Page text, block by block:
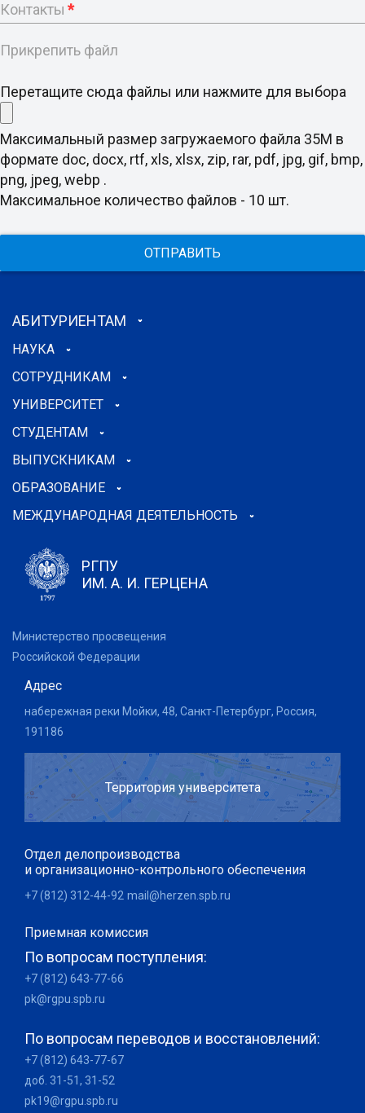
Контакты *
Прикрепить файл
Перетащите сюда файлы или нажмите для выбора
Максимальный размер загружаемого файла 35M в
формате doc, docx, rtf, xls, xlsx, zip, rar, pdf, jpg, gif, bmp,
png, jpeg, webp .
Максимальное количество файлов - 10 шт.
ОТПРАВИТЬ
АБИТУРИЕНТАМ
НАУКА
СОТРУДНИКАМ
УНИВЕРСИТЕТ
СТУДЕНТАМ
ВЫПУСКНИКАМ
ОБРАЗОВАНИЕ
МЕЖДУНАРОДНАЯ ДЕЯТЕЛЬНОСТЬ
РГПУ
ИМ. А. И. ГЕРЦЕНА
Министерство просвещения
Российской Федерации
Адрес
набережная реки Мойки, 48, Санкт-Петербург, Россия,
191186
Территория университета
Отдел делопроизводства
и организационно-контрольного обеспечения
+7 (812) 312-44-92 mail@herzen.spb.ru
Приемная комиссия
По вопросам поступления:
+7 (812) 643-77-66
pk@rgpu.spb.ru
По вопросам переводов и восстановлений:
+7 (812) 643-77-67
доб. 31-51, 31-52
pk19@rgpu.spb.ru